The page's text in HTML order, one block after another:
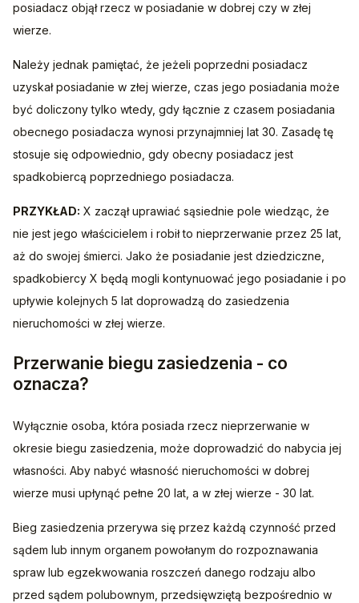
posiadacz objął rzecz w posiadanie w dobrej czy w złej
wierze.
Należy jednak pamiętać, że jeżeli poprzedni posiadacz
uzyskał posiadanie w złej wierze, czas jego posiadania może
być doliczony tylko wtedy, gdy łącznie z czasem posiadania
obecnego posiadacza wynosi przynajmniej lat 30. Zasadę tę
stosuje się odpowiednio, gdy obecny posiadacz jest
spadkobiercą poprzedniego posiadacza.
PRZYKŁAD: X zaczął uprawiać sąsiednie pole wiedząc, że
nie jest jego właścicielem i robił to nieprzerwanie przez 25 lat,
aż do swojej śmierci. Jako że posiadanie jest dziedziczne,
spadkobiercy X będą mogli kontynuować jego posiadanie i po
upływie kolejnych 5 lat doprowadzą do zasiedzenia
nieruchomości w złej wierze.
Przerwanie biegu zasiedzenia - co
oznacza?
Wyłącznie osoba, która posiada rzecz nieprzerwanie w
okresie biegu zasiedzenia, może doprowadzić do nabycia jej
własności. Aby nabyć własność nieruchomości w dobrej
wierze musi upłynąć pełne 20 lat, a w złej wierze - 30 lat.
Bieg zasiedzenia przerywa się przez każdą czynność przed
sądem lub innym organem powołanym do rozpoznawania
spraw lub egzekwowania roszczeń danego rodzaju albo
przed sądem polubownym, przedsięwziętą bezpośrednio w